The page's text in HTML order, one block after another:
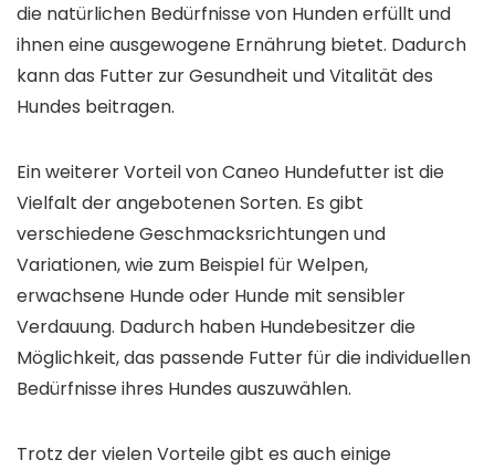
die natürlichen Bedürfnisse von Hunden erfüllt und
ihnen eine ausgewogene Ernährung bietet. Dadurch
kann das Futter zur Gesundheit und Vitalität des
Hundes beitragen.
Ein weiterer Vorteil von Caneo Hundefutter ist die
Vielfalt der angebotenen Sorten. Es gibt
verschiedene Geschmacksrichtungen und
Variationen, wie zum Beispiel für Welpen,
erwachsene Hunde oder Hunde mit sensibler
Verdauung. Dadurch haben Hundebesitzer die
Möglichkeit, das passende Futter für die individuellen
Bedürfnisse ihres Hundes auszuwählen.
Trotz der vielen Vorteile gibt es auch einige